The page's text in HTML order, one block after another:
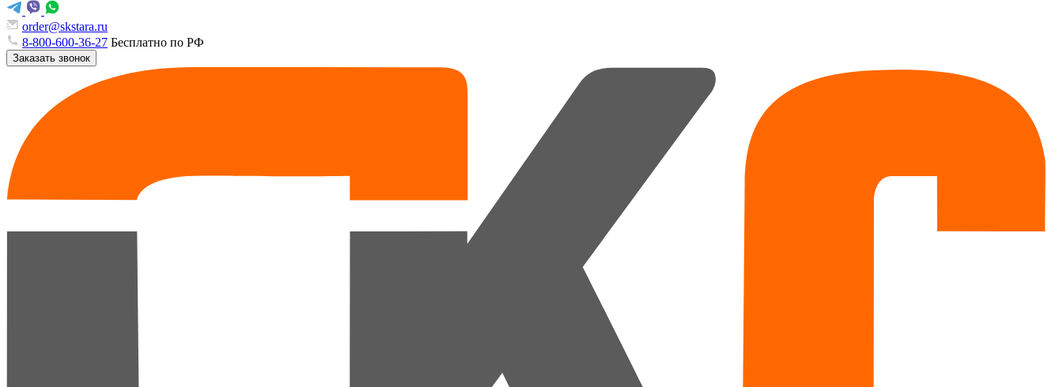
order@skstara.ru
8-800-600-36-27 Бесплатно по РФ
Заказать звонок